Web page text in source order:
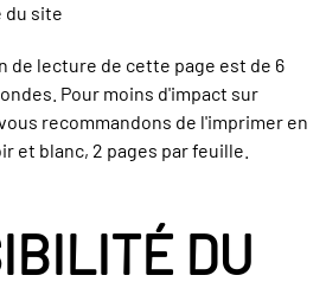
du site
de lecture de cette page est de 6
Pour moins d'impact sur
recommandons de l'imprimer en
et blanc, 2 pages par feuille.
DU